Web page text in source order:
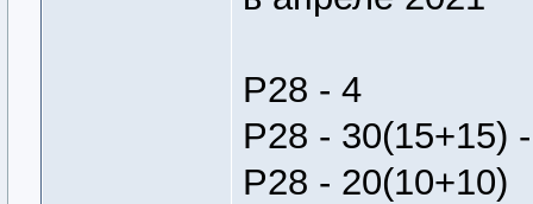
Р28 - 4
Р28 - 30(15+15)
Р28 - 20(10+10)